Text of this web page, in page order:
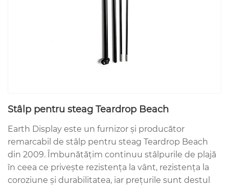
Stâlp pentru steag Teardrop Beach
Earth Display este un furnizor și producător
remarcabil de stâlp pentru steag Teardrop Beach
din 2009. Îmbunătățim continuu stâlpurile de plajă
în ceea ce privește rezistența la vânt, rezistența la
coroziune și durabilitatea, iar prețurile sunt destul